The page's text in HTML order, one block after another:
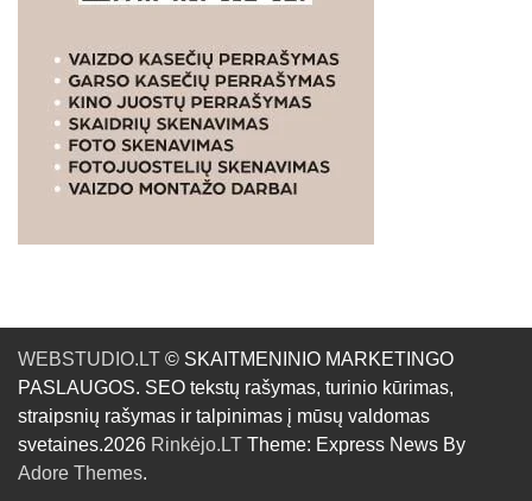
WEBSTUDIO.LT © SKAITMENINIO MARKETINGO
PASLAUGOS. SEO tekstų rašymas, turinio kūrimas,
straipsnių rašymas ir talpinimas į mūsų valdomas
svetaines.2026 Rinkėjo.LT Theme: Express News By
Adore Themes.